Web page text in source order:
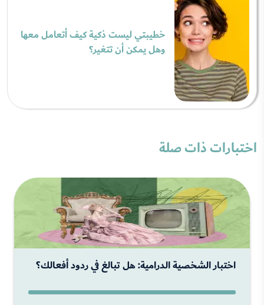
خطيبتي ليست ذكية كيف أتعامل معها
وهل يمكن أن تتغير؟
اختبارات ذات صلة
اختبار الشخصية الدرامية: هل تبالغ في ردود أفعالك؟